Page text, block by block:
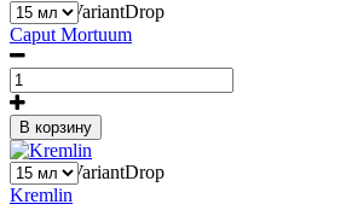
1Liquid::VariantDrop
Caput Mortuum
В корзину
1Liquid::VariantDrop
Kremlin